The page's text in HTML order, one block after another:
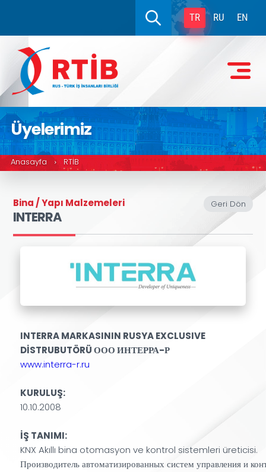
TR RU EN
Üyelerimiz
Anasayfa › RTİB
Geri Dön
Bina / Yapı Malzemeleri
INTERRA
INTERRA MARKASININ RUSYA EXCLUSIVE
DİSTRUBUTÖRÜ ООО ИНТЕРРА-Р
www.interra-r.ru
KURULUŞ:
10.10.2008
İŞ TANIMI:
KNX Akıllı bina otomasyon ve kontrol sistemleri üreticisi.
Производитель автоматизированных систем управления и